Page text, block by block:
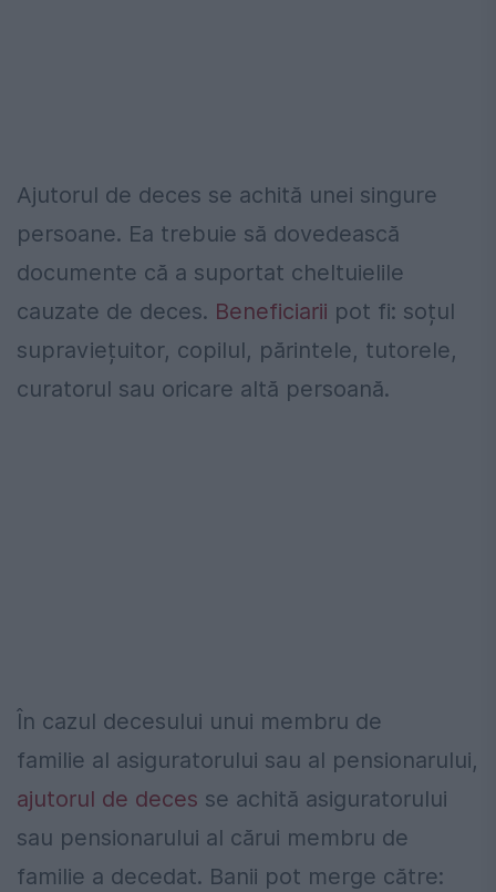
Ajutorul de deces se achită unei singure
persoane. Ea trebuie să dovedească
documente că a suportat cheltuielile
cauzate de deces. Beneficiarii pot fi: soțul
supraviețuitor, copilul, părintele, tutorele,
curatorul sau oricare altă persoană.
În cazul decesului unui membru de
familie al asiguratorului sau al pensionarului,
ajutorul de deces se achită asiguratorului
sau pensionarului al cărui membru de
familie a decedat. Banii pot merge către: